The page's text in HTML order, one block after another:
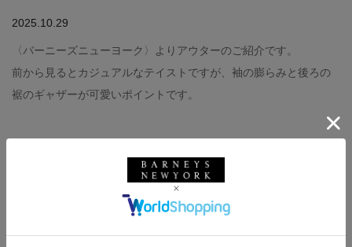
2025.10.29
〈バーニーズニューヨーク〉よりアウターのご紹介です。
前から見るとカジュアルなテイストですが、袖の膨らみと後ろの
裾のギャザーが可愛いポイントです。
BARNEYS NEW YORK
バーニーズ ニューヨーク福岡店